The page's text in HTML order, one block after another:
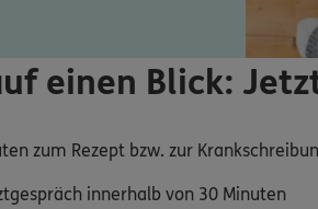
einen Blick:
zum Rezept bzw. zur
innerhalb von 30 Minuten